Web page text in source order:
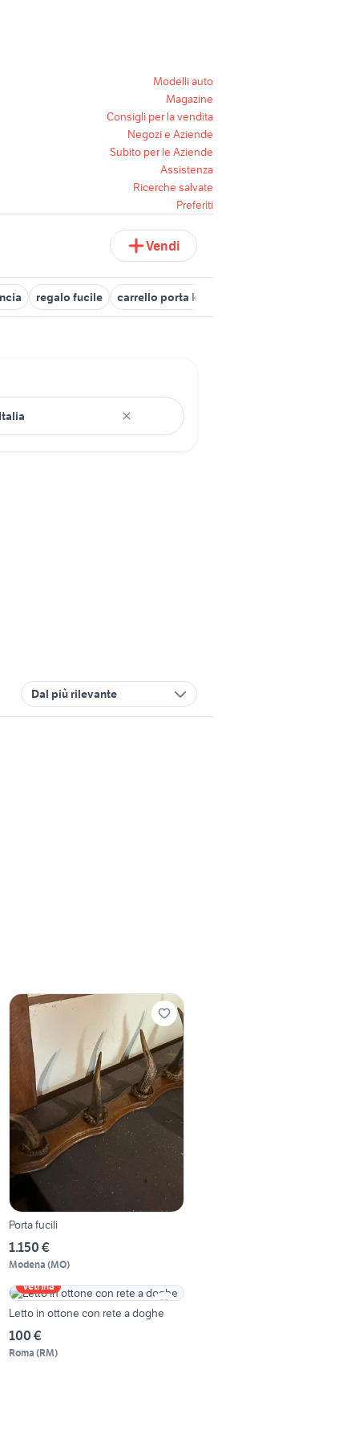
Modelli auto
Magazine
Consigli per la vendita
Negozi e Aziende
Subito per le Aziende
Assistenza
Ricerche salvate
Preferiti
Vendi
regalo fucile carrello porta kart usato
Dal più rilevante
Porta fucili
1.150 €
Modena (MO)
Vetrina
Letto in ottone con rete a doghe
100 €
Roma (RM)